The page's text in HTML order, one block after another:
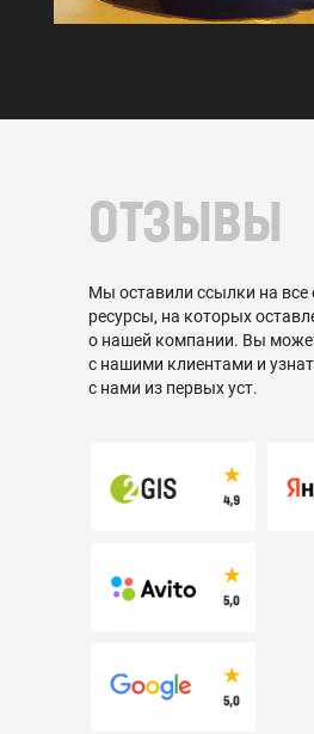
ОТЗЫВЫ
Мы оставили ссылки на все
ресурсы, на которых
о нашей компании. Вы
с нашими клиентами и
с нами из первых уст.